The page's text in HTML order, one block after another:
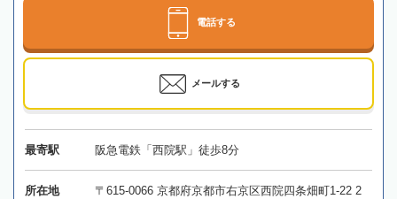
電話する
メールする
最寄駅 阪急電鉄「西院駅」徒歩8分
所在地
〒615-0066 京都府京都市右京区西院四条畑町1-22 2